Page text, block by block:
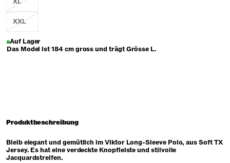
XXL
Auf Lager
Das Model ist 184 cm gross und trägt Grösse L.
Produktbeschreibung
Bleib elegant und gemütlich im Viktor Long-Sleeve Polo, aus Soft TX
Jersey. Es hat eine verdeckte Knopfleiste und stilvolle
Jacquardstreifen.